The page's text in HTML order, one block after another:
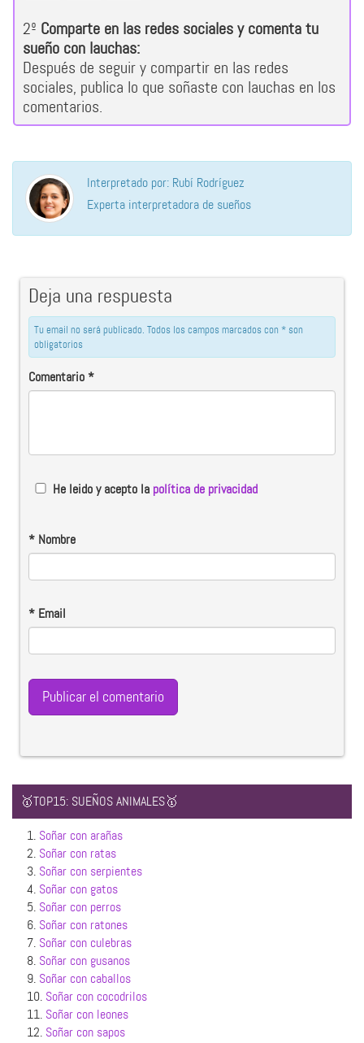
2º Comparte en las redes sociales y comenta tu
sueño con lauchas:
Después de seguir y compartir en las redes
sociales, publica lo que soñaste con lauchas en los
comentarios.
Interpretado por: Rubí Rodríguez
Experta interpretadora de sueños
Deja una respuesta
Tu email no será publicado. Todos los campos marcados con * son
obligatorios
Comentario*
He leido y acepto la política de privacidad
* Nombre
* Email
🥇TOP15: SUEÑOS ANIMALES🥇
1. Soñar con arañas
2. Soñar con ratas
3. Soñar con serpientes
4. Soñar con gatos
5. Soñar con perros
6. Soñar con ratones
7. Soñar con culebras
8. Soñar con gusanos
9. Soñar con caballos
10. Soñar con cocodrilos
11. Soñar con leones
12. Soñar con sapos